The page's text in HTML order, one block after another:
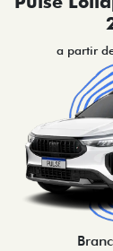
a partir